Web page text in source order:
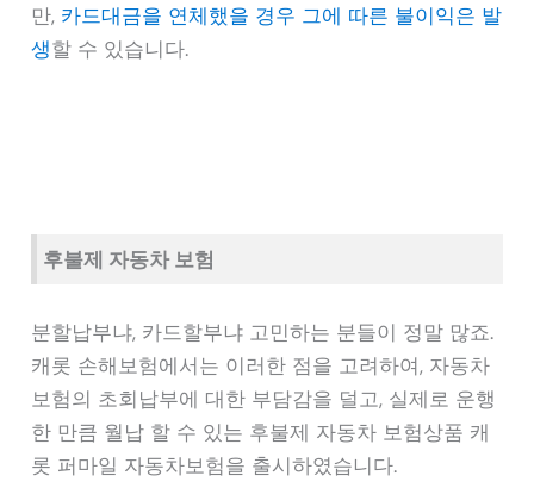
만, 카드대금을 연체했을 경우 그에 따른 불이익은 발
생할 수 있습니다.
후불제 자동차 보험
분할납부냐, 카드할부냐 고민하는 분들이 정말 많죠.
캐롯 손해보험에서는 이러한 점을 고려하여, 자동차
보험의 초회납부에 대한 부담감을 덜고, 실제로 운행
한 만큼 월납 할 수 있는 후불제 자동차 보험상품 캐
롯 퍼마일 자동차보험을 출시하였습니다.